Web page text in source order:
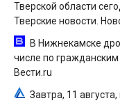
Тверской области
Тверские новости.
В Нижнекамске
числе по
Вести.ru
Завтра, 11